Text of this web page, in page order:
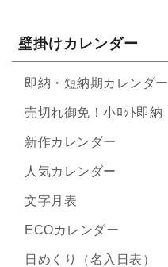
壁掛けカレンダー
即納・短納期カレンダー
売切れ御免！小ﾛｯﾄ即納
新作カレンダー
人気カレンダー
文字月表
ECOカレンダー
日めくり（名入日表）